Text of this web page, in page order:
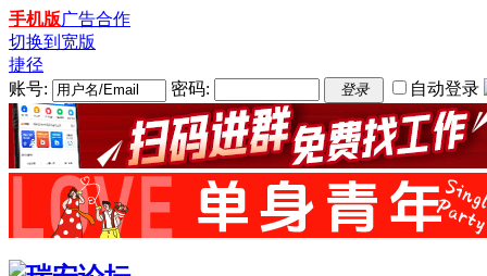
手机版广告合作
切换到宽版
捷径
账号:
密码: 登录 自动登录